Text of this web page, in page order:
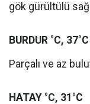
gök gürültülü
BURDUR °C, 37°C
Parçalı ve az
HATAY °C, 31°C